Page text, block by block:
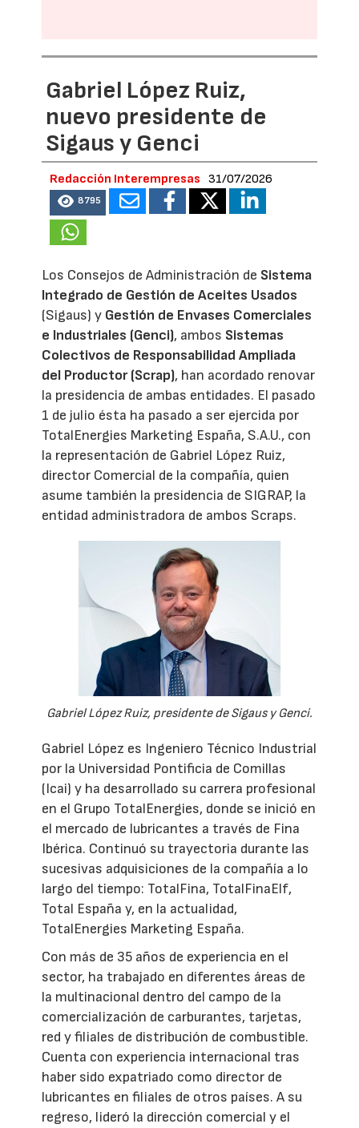
Gabriel López Ruiz,
nuevo presidente de
Sigaus y Genci
Redacción Interempresas 31/07/2026
8795
Los Consejos de Administración de Sistema
Integrado de Gestión de Aceites Usados
(Sigaus) y Gestión de Envases Comerciales
e Industriales (Genci), ambos Sistemas
Colectivos de Responsabilidad Ampliada
del Productor (Scrap), han acordado renovar
la presidencia de ambas entidades. El pasado
1 de julio ésta ha pasado a ser ejercida por
TotalEnergies Marketing España, S.A.U., con
la representación de Gabriel López Ruiz,
director Comercial de la compañía, quien
asume también la presidencia de SIGRAP, la
entidad administradora de ambos Scraps.
Gabriel López Ruiz, presidente de Sigaus y Genci.
Gabriel López es Ingeniero Técnico Industrial
por la Universidad Pontificia de Comillas
(Icai) y ha desarrollado su carrera profesional
en el Grupo TotalEnergies, donde se inició en
el mercado de lubricantes a través de Fina
Ibérica. Continuó su trayectoria durante las
sucesivas adquisiciones de la compañía a lo
largo del tiempo: TotalFina, TotalFinaElf,
Total España y, en la actualidad,
TotalEnergies Marketing España.
Con más de 35 años de experiencia en el
sector, ha trabajado en diferentes áreas de
la multinacional dentro del campo de la
comercialización de carburantes, tarjetas,
red y filiales de distribución de combustible.
Cuenta con experiencia internacional tras
haber sido expatriado como director de
lubricantes en filiales de otros países. A su
regreso, lideró la dirección comercial y el